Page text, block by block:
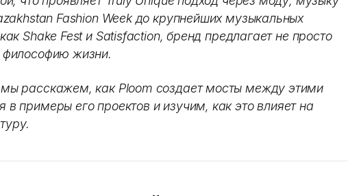
Fashion Week до крупнейших музыкальных
Shake Fest и Satisfaction, бренд предлагает не просто
жизни.
расскажем, как Ploom создает мосты между этими
примеры его проектов и изучим, как это влияет на